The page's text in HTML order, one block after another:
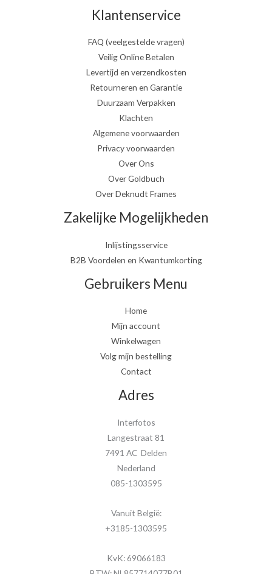
Klantenservice
FAQ (veelgestelde vragen)
Veilig Online Betalen
Levertijd en verzendkosten
Retourneren en Garantie
Duurzaam Verpakken
Klachten
Algemene voorwaarden
Privacy voorwaarden
Over Ons
Over Goldbuch
Over Deknudt Frames
Zakelijke Mogelijkheden
Inlijstingsservice
B2B Voordelen en Kwantumkorting
Gebruikers Menu
Home
Mijn account
Winkelwagen
Volg mijn bestelling
Contact
Adres
Interfotos
Langestraat 81
7491 AC Delden
Nederland
085-1303595
Vanuit België:
+3185-1303595
KvK: 69066183